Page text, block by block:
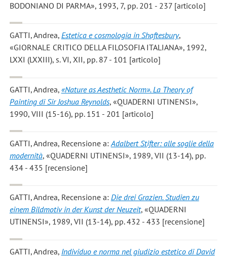
BODONIANO DI PARMA», 1993, 7, pp. 201 - 237 [articolo]
GATTI, Andrea, Estetica e cosmologia in Shaftesbury,
«GIORNALE CRITICO DELLA FILOSOFIA ITALIANA», 1992,
LXXI (LXXIII), s. VI, XII, pp. 87 - 101 [articolo]
GATTI, Andrea, «Nature as Aesthetic Norm». La Theory of
Painting di Sir Joshua Reynolds, «QUADERNI UTINENSI»,
1990, VIII (15-16), pp. 151 - 201 [articolo]
GATTI, Andrea, Recensione a: Adalbert Stifter: alle soglie della
modernità, «QUADERNI UTINENSI», 1989, VII (13-14), pp.
434 - 435 [recensione]
GATTI, Andrea, Recensione a: Die drei Grazien. Studien zu
einem Bildmotiv in der Kunst der Neuzeit, «QUADERNI
UTINENSI», 1989, VII (13-14), pp. 432 - 433 [recensione]
GATTI, Andrea, Individuo e norma nel giudizio estetico di David